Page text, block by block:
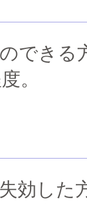
のでき
。
効した